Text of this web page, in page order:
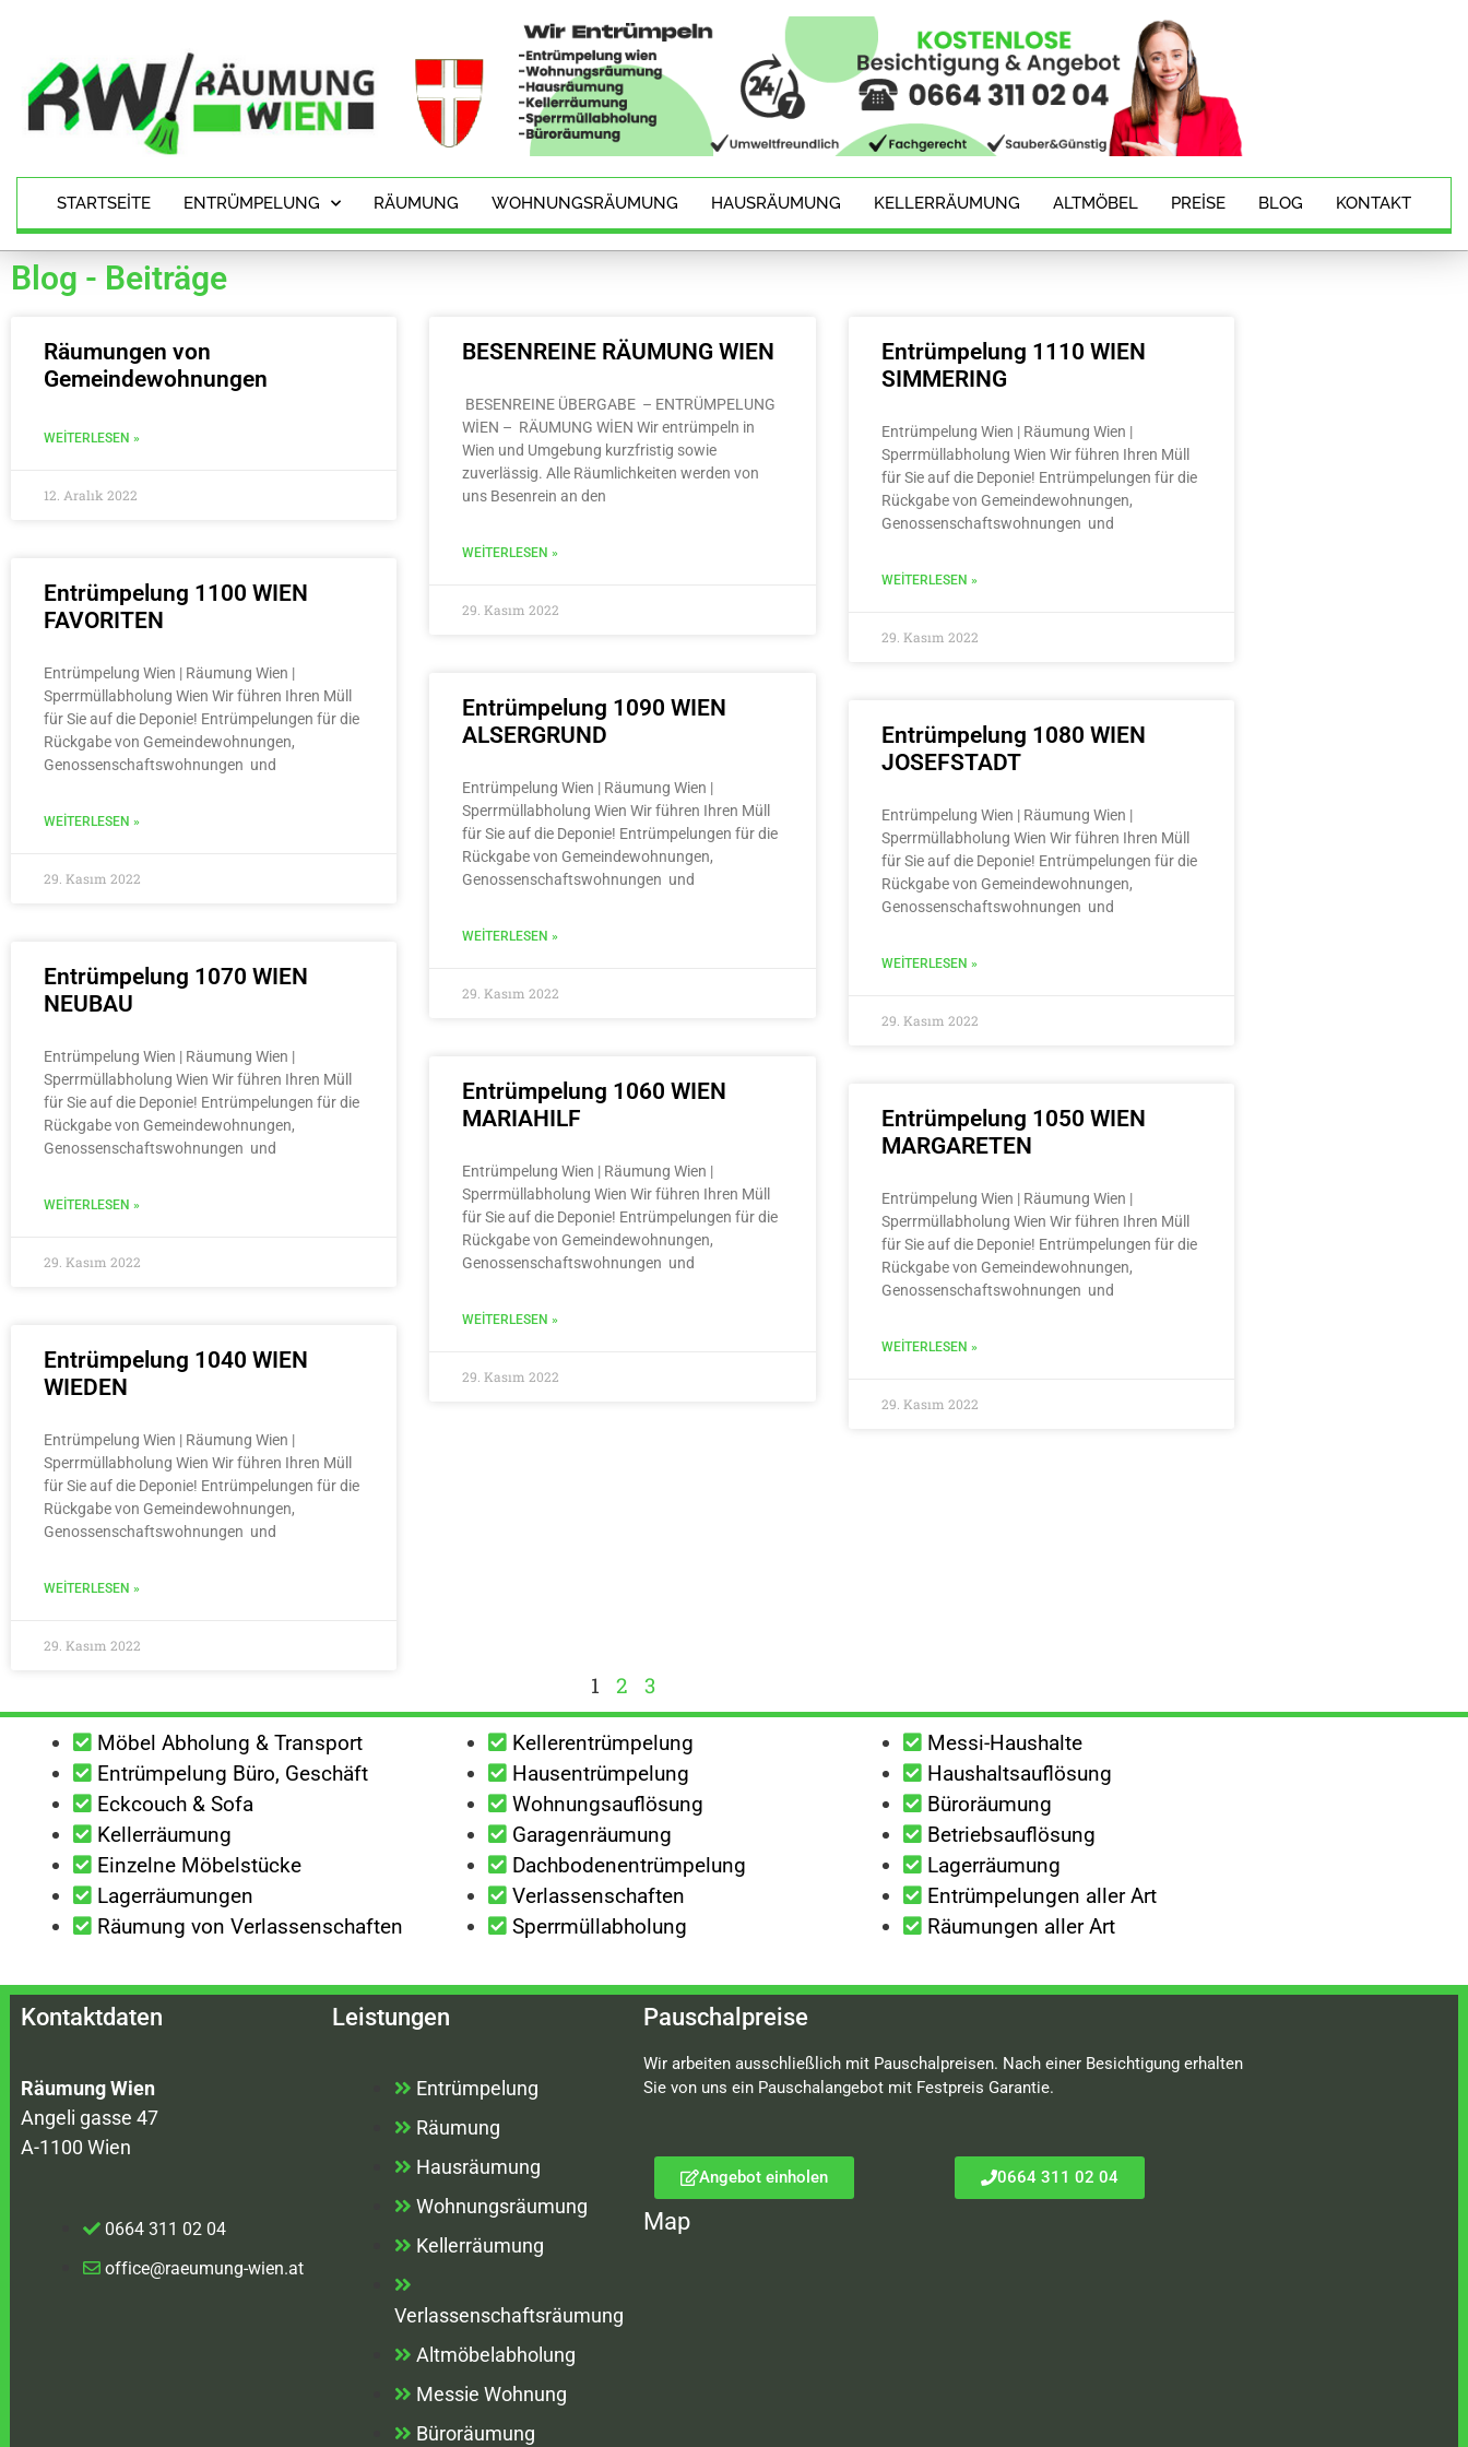
STARTSEITE ENTRÜMPELUNG RÄUMUNG WOHNUNGSRÄUMUNG HAUSRÄUMUNG KELLERRÄUMUNG ALTMÖBEL PREISE BLOG KONTAKT
Blog - Beiträge
Räumungen von
Gemeindewohnungen
WEITERLESEN »
12. Aralık 2022
BESENREINE RÄUMUNG WIEN
BESENREINE ÜBERGABE – ENTRÜMPELUNG
WİEN – RÄUMUNG WİEN Wir entrümpeln in
Wien und Umgebung kurzfristig sowie
zuverlässig. Alle Räumlichkeiten werden von
uns Besenrein an den
WEITERLESEN »
29. Kasım 2022
Entrümpelung 1110 WIEN
SIMMERING
Entrümpelung Wien | Räumung Wien |
Sperrmüllabholung Wien Wir führen Ihren Müll
für Sie auf die Deponie! Entrümpelungen für die
Rückgabe von Gemeindewohnungen,
Genossenschaftswohnungen und
WEITERLESEN »
29. Kasım 2022
Entrümpelung 1100 WIEN
FAVORITEN
Entrümpelung Wien | Räumung Wien |
Sperrmüllabholung Wien Wir führen Ihren Müll
für Sie auf die Deponie! Entrümpelungen für die
Rückgabe von Gemeindewohnungen,
Genossenschaftswohnungen und
WEITERLESEN »
29. Kasım 2022
Entrümpelung 1090 WIEN
ALSERGRUND
Entrümpelung Wien | Räumung Wien |
Sperrmüllabholung Wien Wir führen Ihren Müll
für Sie auf die Deponie! Entrümpelungen für die
Rückgabe von Gemeindewohnungen,
Genossenschaftswohnungen und
WEITERLESEN »
29. Kasım 2022
Entrümpelung 1080 WIEN
JOSEFSTADT
Entrümpelung Wien | Räumung Wien |
Sperrmüllabholung Wien Wir führen Ihren Müll
für Sie auf die Deponie! Entrümpelungen für die
Rückgabe von Gemeindewohnungen,
Genossenschaftswohnungen und
WEITERLESEN »
29. Kasım 2022
Entrümpelung 1070 WIEN
NEUBAU
Entrümpelung Wien | Räumung Wien |
Sperrmüllabholung Wien Wir führen Ihren Müll
für Sie auf die Deponie! Entrümpelungen für die
Rückgabe von Gemeindewohnungen,
Genossenschaftswohnungen und
WEITERLESEN »
29. Kasım 2022
Entrümpelung 1060 WIEN
MARIAHILF
Entrümpelung Wien | Räumung Wien |
Sperrmüllabholung Wien Wir führen Ihren Müll
für Sie auf die Deponie! Entrümpelungen für die
Rückgabe von Gemeindewohnungen,
Genossenschaftswohnungen und
WEITERLESEN »
29. Kasım 2022
Entrümpelung 1050 WIEN
MARGARETEN
Entrümpelung Wien | Räumung Wien |
Sperrmüllabholung Wien Wir führen Ihren Müll
für Sie auf die Deponie! Entrümpelungen für die
Rückgabe von Gemeindewohnungen,
Genossenschaftswohnungen und
WEITERLESEN »
29. Kasım 2022
Entrümpelung 1040 WIEN
WIEDEN
Entrümpelung Wien | Räumung Wien |
Sperrmüllabholung Wien Wir führen Ihren Müll
für Sie auf die Deponie! Entrümpelungen für die
Rückgabe von Gemeindewohnungen,
Genossenschaftswohnungen und
WEITERLESEN »
29. Kasım 2022
1 2 3
Möbel Abholung & Transport
Entrümpelung Büro, Geschäft
Eckcouch & Sofa
Kellerräumung
Einzelne Möbelstücke
Lagerräumungen
Räumung von Verlassenschaften
Kellerentrümpelung
Hausentrümpelung
Wohnungsauflösung
Garagenräumung
Dachbodenentrümpelung
Verlassenschaften
Sperrmüllabholung
Messi-Haushalte
Haushaltsauflösung
Büroräumung
Betriebsauflösung
Lagerräumung
Entrümpelungen aller Art
Räumungen aller Art
Kontaktdaten
Räumung Wien
Angeli gasse 47
A-1100 Wien
0664 311 02 04
office@raeumung-wien.at
Leistungen
Entrümpelung
Räumung
Hausräumung
Wohnungsräumung
Kellerräumung
Verlassenschaftsräumung
Altmöbelabholung
Messie Wohnung
Büroräumung
Pauschalpreise
Wir arbeiten ausschließlich mit Pauschalpreisen. Nach einer Besichtigung erhalten
Sie von uns ein Pauschalangebot mit Festpreis Garantie.
Angebot einholen 0664 311 02 04
Map